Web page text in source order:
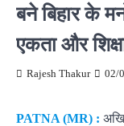
बने बिहार के
एकता और
Rajesh Thakur 02/
PATNA (MR) :